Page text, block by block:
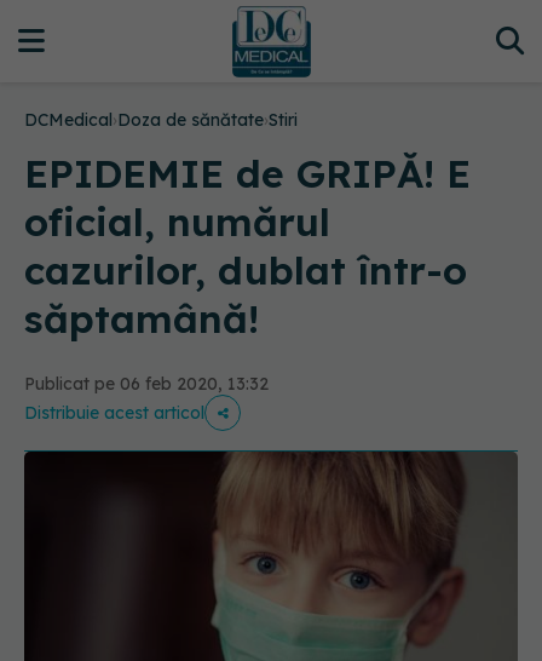
DCMedical›Doza de sănătate›Stiri
EPIDEMIE de GRIPĂ! E
oficial, numărul
cazurilor, dublat într-o
săptamână!
Publicat pe 06 feb 2020, 13:32
Distribuie acest articol